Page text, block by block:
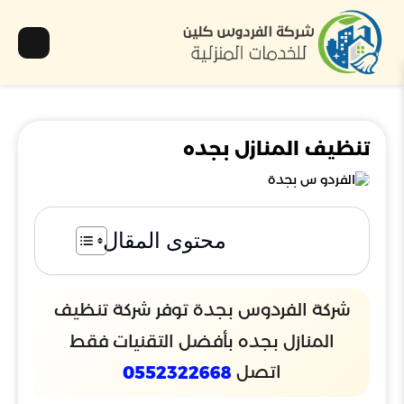
تنظيف المنازل بجده
محتوى المقال
شركة الفردوس بجدة توفر شركة تنظيف
المنازل بجده بأفضل التقنيات فقط
اتصل 0552322668